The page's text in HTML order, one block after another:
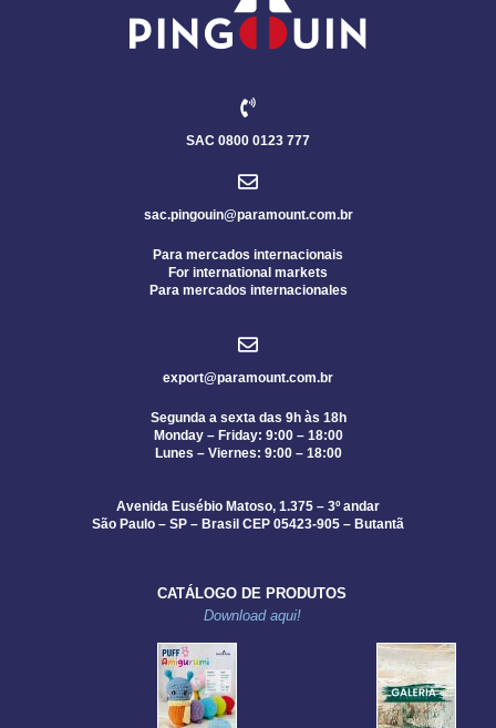
SAC 0800 0123 777
sac.pingouin@paramount.com.br
Para mercados internacionais
For international markets
Para mercados internacionales
export@paramount.com.br
Segunda a sexta das 9h às 18h
Monday – Friday: 9:00 – 18:00
Lunes – Viernes: 9:00 – 18:00
Avenida Eusébio Matoso, 1.375 – 3º andar
São Paulo – SP – Brasil CEP 05423-905 – Butantã
CATÁLOGO DE PRODUTOS
Download aqui!